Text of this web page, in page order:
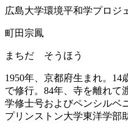
広島大学環境平和学プロジ
町田宗鳳
まちだ そうほう
1950年、京都府生まれ。14
で修行。84年、寺を離れて
学修士号およびペンシルベ
プリンストン大学東洋学部